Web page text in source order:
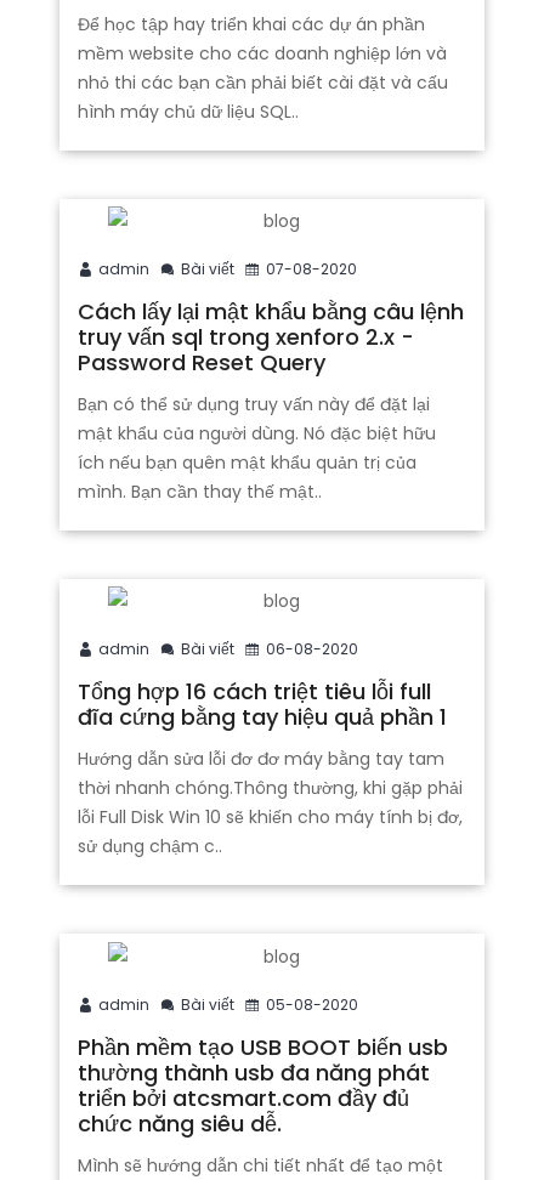
Để học tập hay triển khai các dự án phần
mềm website cho các doanh nghiệp lớn và
nhỏ thi các bạn cần phải biết cài đặt và cấu
hình máy chủ dữ liệu SQL..
admin Bài viết 07-08-2020
Cách lấy lại mật khẩu bằng câu lệnh
truy vấn sql trong xenforo 2.x -
Password Reset Query
Bạn có thể sử dụng truy vấn này để đặt lại
mật khẩu của người dùng. Nó đặc biệt hữu
ích nếu bạn quên mật khẩu quản trị của
mình. Bạn cần thay thế mật..
admin Bài viết 06-08-2020
Tổng hợp 16 cách triệt tiêu lỗi full
đĩa cứng bằng tay hiệu quả phần 1
Hướng dẫn sửa lỗi đơ đơ máy bằng tay tam
thời nhanh chóng.Thông thường, khi gặp phải
lỗi Full Disk Win 10 sẽ khiến cho máy tính bị đơ,
sử dụng chậm c..
admin Bài viết 05-08-2020
Phần mềm tạo USB BOOT biến usb
thường thành usb đa năng phát
triển bởi atcsmart.com đầy đủ
chức năng siêu dễ.
Mình sẽ hướng dẫn chi tiết nhất để tạo một